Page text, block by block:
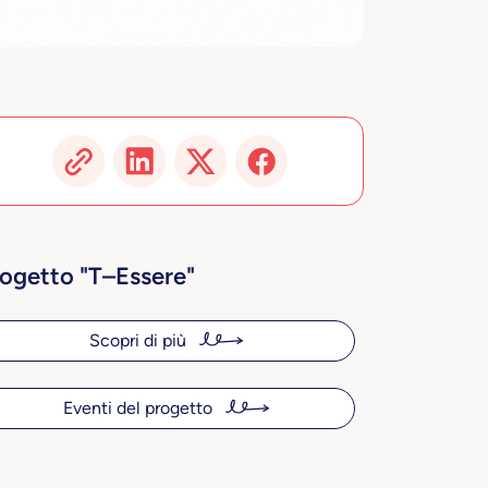
"T–Essere"
Scopri di più
Eventi del progetto